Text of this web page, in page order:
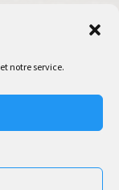
notre service.